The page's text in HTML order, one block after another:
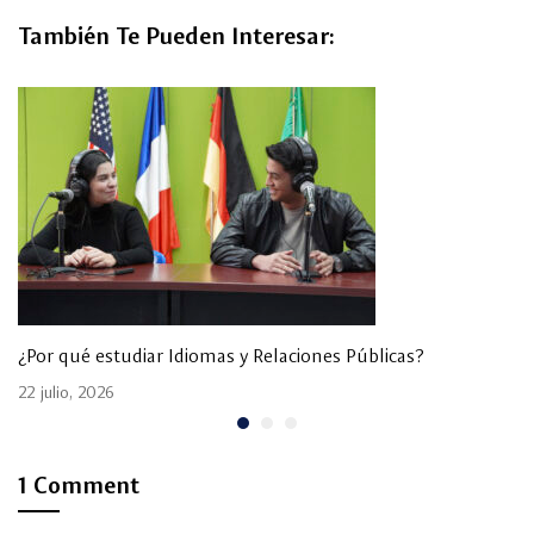
También Te Pueden Interesar:
¿Por qué estudiar Idiomas y Relaciones Públicas?
22 julio, 2026
1 Comment